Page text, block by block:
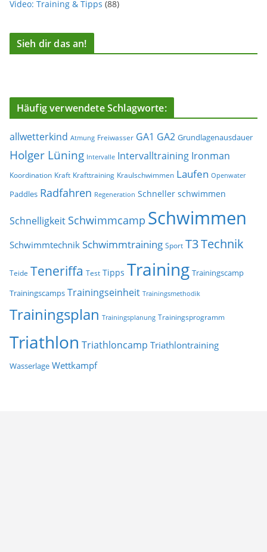
Video: Training & Tipps (88)
Sieh dir das an!
Häufig verwendete Schlagworte:
allwetterkind Atmung Freiwasser GA1 GA2 Grundlagenausdauer
Holger Lüning Intervalle Intervalltraining Ironman
Koordination Kraft Krafttraining Kraulschwimmen Laufen Openwater
Paddles Radfahren Regeneration Schneller schwimmen
Schnelligkeit Schwimmcamp Schwimmen
Schwimmtechnik Schwimmtraining Sport T3Technik
Teide Teneriffa Test Tipps Training Trainingscamp
Trainingscamps Trainingseinheit Trainingsmethodik
Trainingsplan Trainingsplanung Trainingsprogramm
Triathlon Triathloncamp Triathlontraining
Wasserlage Wettkampf